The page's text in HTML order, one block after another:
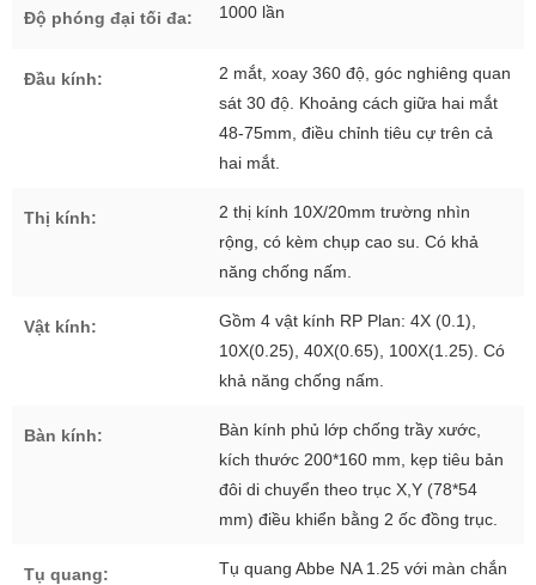
Độ phóng đại tối đa: 1000 lần
Đầu kính:
2 mắt, xoay 360 độ, góc nghiêng quan
sát 30 độ. Khoảng cách giữa hai mắt
48-75mm, điều chỉnh tiêu cự trên cả
hai mắt.
Thị kính:
2 thị kính 10X/20mm trường nhìn
rộng, có kèm chụp cao su. Có khả
năng chống nấm.
Vật kính:
Gồm 4 vật kính RP Plan: 4X (0.1),
10X(0.25), 40X(0.65), 100X(1.25). Có
khả năng chống nấm.
Bàn kính:
Bàn kính phủ lớp chống trầy xước,
kích thước 200*160 mm, kẹp tiêu bản
đôi di chuyển theo trục X,Y (78*54
mm) điều khiển bằng 2 ốc đồng trục.
Tụ quang:
Tụ quang Abbe NA 1.25 với màn chắn